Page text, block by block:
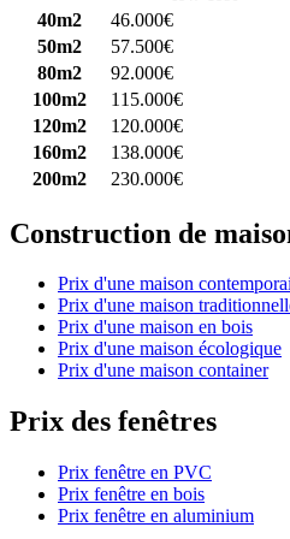
40m2
46.000€
50m2
57.500€
80m2
92.000€
100m2
115.000€
120m2
120.000€
160m2
138.000€
200m2
230.000€
Construction de
Prix d'une maison
Prix d'une maison
Prix d'une maison en bois
Prix d'une maison écologique
Prix d'une maison container
Prix des fenêtres
Prix fenêtre en PVC
Prix fenêtre en bois
Prix fenêtre en aluminium